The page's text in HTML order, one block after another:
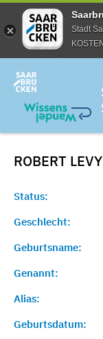
Stadt
ROBERT LEVY
Status:
Geschlecht:
Geburtsname:
Genannt:
Alias:
Geburtsdatum: